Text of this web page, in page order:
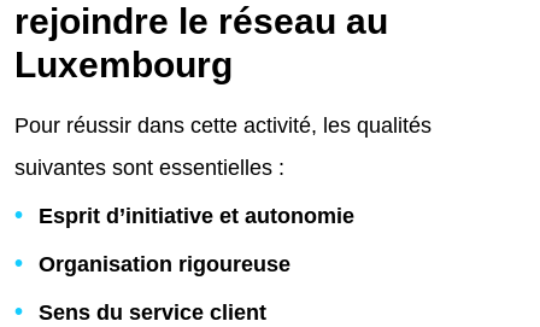
rejoindre le réseau au
Luxembourg
Pour réussir dans cette activité, les qualités
suivantes sont essentielles :
Esprit d’initiative et autonomie
Organisation rigoureuse
Sens du service client